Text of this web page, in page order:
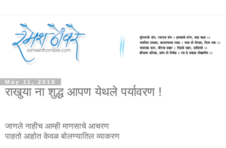
May 11, 2018
राखुया ना शुद्ध आपण येथले पर्यावरण !
जाणले नाहीच आम्ही माणसाचे आचरण
पाहतो आहोत केवळ बोलण्यातिल व्याकरण